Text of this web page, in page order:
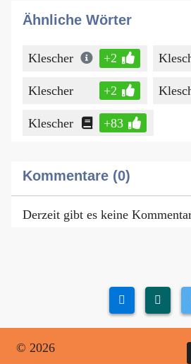
Ähnliche Wörter
Klescher +2
Klescher +2
Klescher +83
Kommentare (0)
Derzeit gibt es keine
© 2026